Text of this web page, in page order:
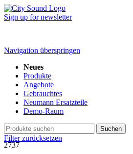
Sign up for newsletter
Navigation überspringen
Neues
Produkte
Angebote
Gebrauchtes
Neumann Ersatzteile
Demo-Raum
Suchen
Filter zurücksetzen
2737